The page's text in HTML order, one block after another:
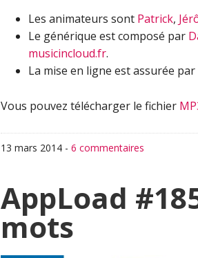
Les animateurs sont Patrick,
Le générique est composé par
musicincloud.fr.
La mise en ligne est assurée par
Vous pouvez télécharger le fichier
13 mars 2014 - 6 commentaires
AppLoad
mots